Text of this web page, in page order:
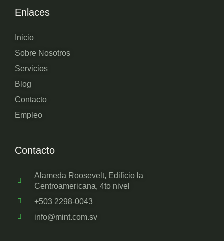
Contacto
Alameda Roosevelt, Edificio la
Centroamericana, 4to nivel
+503 2298-0043
info@mint.com.sv
Enlaces
Inicio
Sobre Nosotros
Servicios
Blog
Contacto
Empleo